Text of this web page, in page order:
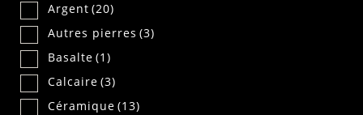
Argent (20)
Autres pierres (3)
Basalte (1)
Calcaire (3)
Céramique (13)